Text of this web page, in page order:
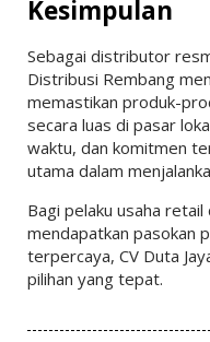
Kesimpulan
Sebagai distributor
Distribusi Rembang
memastikan produk-
secara luas di pasar
waktu, dan komitmen
utama dalam
Bagi pelaku usaha
mendapatkan pasokan
terpercaya, CV Duta
pilihan yang tepat.